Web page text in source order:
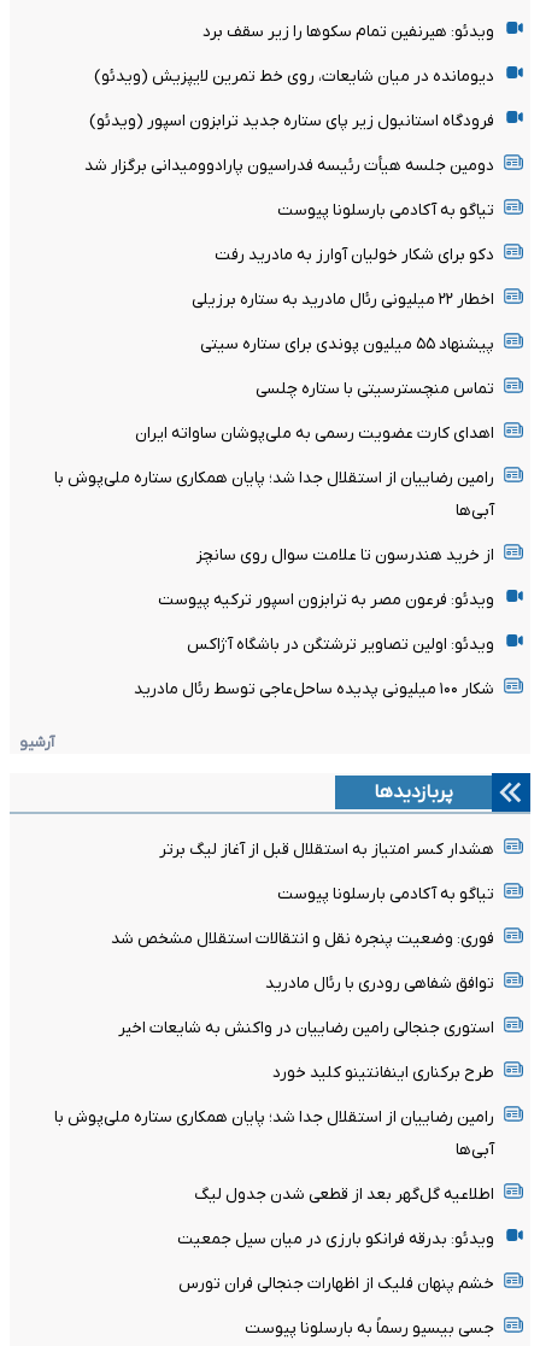
ویدئو: هیرنفین تمام سکوها را زیر سقف برد
دیومانده در میان شایعات، روی خط تمرین لایپزیش (ویدئو)
فرودگاه استانبول زیر پای ستاره جدید ترابزون اسپور (ویدئو)
دومین جلسه هیأت رئیسه فدراسیون پارادوومیدانی برگزار شد
تیاگو به آکادمی بارسلونا پیوست
دکو برای شکار خولیان آوارز به مادرید رفت
اخطار ۲۲ میلیونی رئال مادرید به ستاره برزیلی
پیشنهاد ۵۵ میلیون پوندی برای ستاره سیتی
تماس منچسترسیتی با ستاره چلسی
اهدای کارت عضویت رسمی به ملی‌پوشان ساواته ایران
رامین رضاییان از استقلال جدا شد؛ پایان همکاری ستاره ملی‌پوش با
آبی‌ها
از خرید هندرسون تا علامت سوال روی سانچز
ویدئو: فرعون مصر به ترابزون اسپور ترکیه پیوست
ویدئو: اولین تصاویر ترشتگن در باشگاه آژاکس
شکار ۱۰۰ میلیونی پدیده ساحل‌عاجی توسط رئال مادرید
آرشیو
پربازدیدها
هشدار کسر امتیاز به استقلال قبل از آغاز لیگ برتر
تیاگو به آکادمی بارسلونا پیوست
فوری: وضعیت پنجره نقل و انتقالات استقلال مشخص شد
توافق شفاهی رودری با رئال مادرید
استوری جنجالی رامین رضاییان در واکنش به شایعات اخیر
طرح برکناری اینفانتینو کلید خورد
رامین رضاییان از استقلال جدا شد؛ پایان همکاری ستاره ملی‌پوش با
آبی‌ها
اطلاعیه گل‌گهر بعد از قطعی شدن جدول لیگ
ویدئو: بدرقه فرانکو بارزی در میان سیل جمعیت
خشم پنهان فلیک از اظهارات جنجالی فران تورس
جسی بیسیو رسماً به بارسلونا پیوست